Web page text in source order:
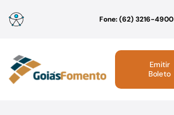
para
conteúdo
Fone: (62) 3216-4900
Emitir
Boleto